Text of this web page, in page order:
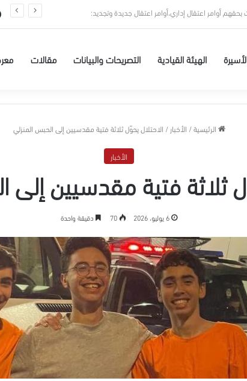
البطاط من بيت لحم للاعتقال الإداري لمدة 6 شهور
الهيئة القيادية التصريحات والبيانات مقالات
الرئيسية/ الأخبار / الاحتلال يحوّل ثلاثة فتية مقدسيين إلى الحبس المنزلي
الأخبار
ثلاثة فتية مقدسيين إلى
6 يوليو، 2026 70 دقيقة واحدة